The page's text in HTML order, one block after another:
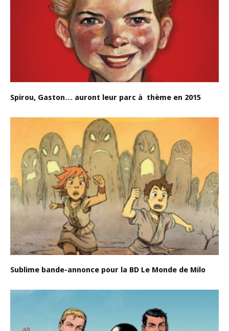
Spirou, Gaston… auront leur parc à thème en 2015
Sublime bande-annonce pour la BD Le Monde de Milo